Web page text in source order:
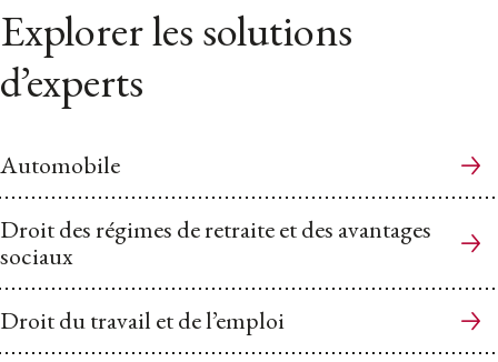
Explorer les solutions
d’experts
Automobile
Droit des régimes de retraite et des avantages
sociaux
Droit du travail et de l’emploi